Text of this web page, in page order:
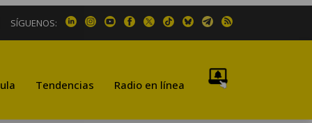
SÍGUENOS:
Tendencias Radio en línea